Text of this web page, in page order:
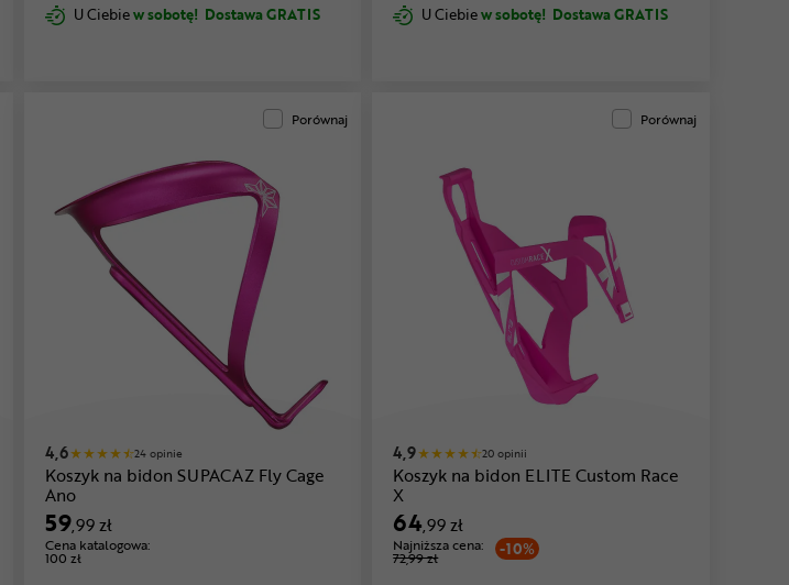
U Ciebiew sobotę! Dostawa GRATIS U Ciebiew sobotę! Dostawa GRATIS
Porównaj
4,6 24 opinie
Koszyk na bidon SUPACAZ Fly Cage
Ano
59,99 zł
Cena katalogowa:
100 zł
Porównaj
4,9 20 opinii
Koszyk na bidon ELITE Custom Race
X
64,99 zł
-10%
Najniższa cena:
72,99 zł